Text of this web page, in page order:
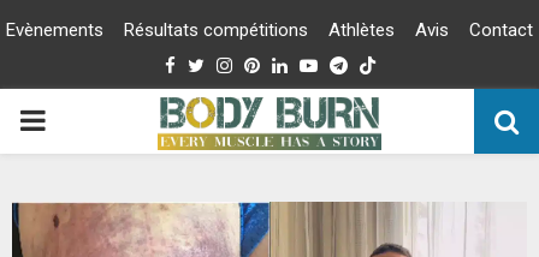
Evènements Résultats compétitions Athlètes Avis
Contact
Facebook
TwitterInstagram
PinterestLinkedinYoutubeTelegram
PRIMARY